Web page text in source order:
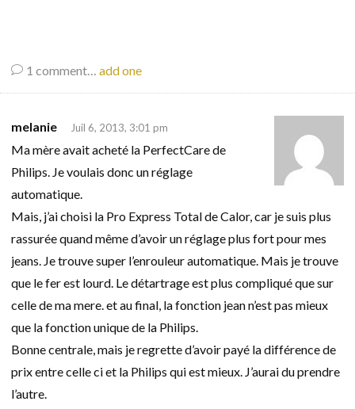
1 comment… add one
melanie Juil 6, 2013, 3:01 pm
Ma mère avait acheté la PerfectCare de
Philips. Je voulais donc un réglage
automatique.
Mais, j’ai choisi la Pro Express Total de Calor, car je suis plus
rassurée quand même d’avoir un réglage plus fort pour mes
jeans. Je trouve super l’enrouleur automatique. Mais je trouve
que le fer est lourd. Le détartrage est plus compliqué que sur
celle de ma mere. et au final, la fonction jean n’est pas mieux
que la fonction unique de la Philips.
Bonne centrale, mais je regrette d’avoir payé la différence de
prix entre celle ci et la Philips qui est mieux. J’aurai du prendre
l’autre.